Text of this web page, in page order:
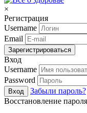
×
Регистрация
Username
Email
Зарегистрироваться
Вход
Username
Password
Вход
Забыли пароль?
Восстановление пароля